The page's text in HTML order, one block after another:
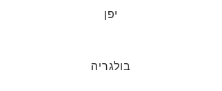
יפן
בולגריה